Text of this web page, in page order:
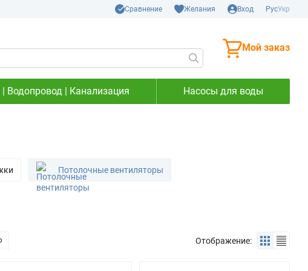
Сравнение Желания Вход РусУкр
Мой заказ
| Водопровод | Канализация Насосы для воды
Потолочные вентиляторы
Отображение: